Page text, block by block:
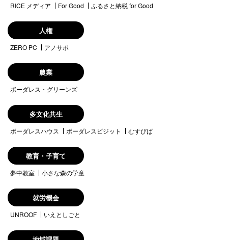
RICE メディア For Good ふるさと納税 for Good
人権
ZERO PC アノサポ
農業
ボーダレス・グリーンズ
多文化共生
ボーダレスハウス ボーダレスビジット むすびば
教育・子育て
夢中教室 小さな森の学童
就労機会
UNROOF いえとしごと